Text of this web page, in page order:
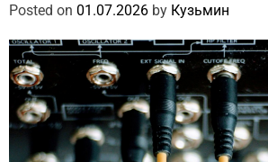
Posted on 01.07.2026 by Кузьмин